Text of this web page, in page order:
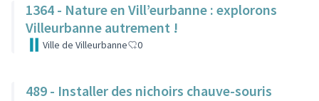
1364 - Nature en Vill’eurbanne : explorons
Villeurbanne autrement !
Ville de Villeurbanne 0
489 - Installer des nichoirs chauve-souris